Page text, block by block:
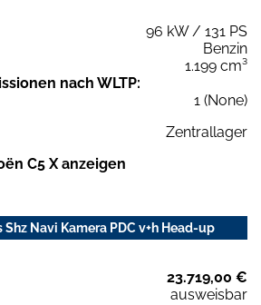
96 kW / 131 PS
Benzin
1.199 cm³
nach WLTP:
1 (None)
Zentrallager
C5 X anzeigen
Shz Navi Kamera PDC v+h Head-up
23.719,00 €
ausweisbar